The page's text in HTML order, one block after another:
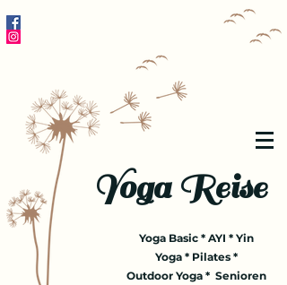
Yoga Reise
Yoga Basic * AYI * Yin
Yoga * Pilates *
Outdoor Yoga * Senioren